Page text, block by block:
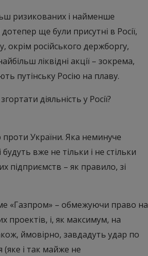
ризикованих і найменше
ще були присутні в Росії,
окрім російського держборгу,
ліквідні акції – зокрема,
путінську Росію на плаву.
діяльність у Росії?
України. Яка неминуче
вже не тільки і не стільки
підприємств – як правило, зі
«Газпром» – обмежуючи право на
проектів, і, як максимум, на
ймовірно, завдадуть удар по
і так майже не